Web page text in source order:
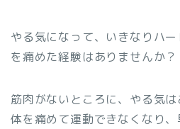
やる気になって、いきなりハ
を痛めた経験はありませんか？
筋肉がないところに、やる気
体を痛めて運動できなくなり